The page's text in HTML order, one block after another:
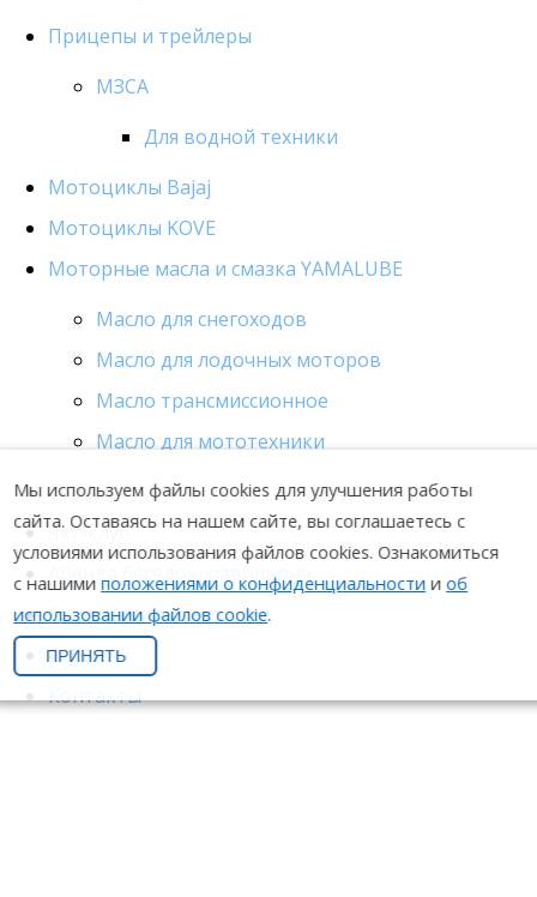
Прицепы и трейлеры
МЗСА
Для водной техники
Мотоциклы Bajaj
Мотоциклы KOVE
Моторные масла и смазка YAMALUBE
Масло для снегоходов
Масло для лодочных моторов
Масло трансмиссионное
Масло для мототехники
Сервис
Яхт-клуб
Аренда беседок, павильона
О компании
События
Контакты
Мы используем файлы cookies для улучшения работы
сайта. Оставаясь на нашем сайте, вы соглашаетесь с
условиями использования файлов cookies. Ознакомиться
с нашимиположениями о конфиденциальности иоб
использовании файлов cookie.
ПРИНЯТЬ